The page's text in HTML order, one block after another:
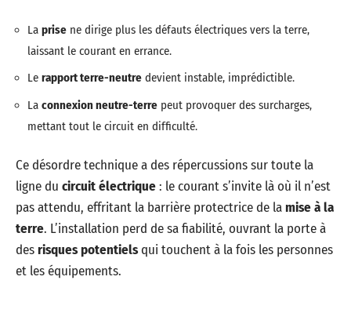
La prise ne dirige plus les défauts électriques vers la terre,
laissant le courant en errance.
Le rapport terre-neutre devient instable, imprédictible.
La connexion neutre-terre peut provoquer des surcharges,
mettant tout le circuit en difficulté.
Ce désordre technique a des répercussions sur toute la
ligne du circuit électrique: le courant s’invite là où il n’est
pas attendu, effritant la barrière protectrice de lamise à la
terre. L’installation perd de sa fiabilité, ouvrant la porte à
desrisques potentielsqui touchent à la fois les personnes
et les équipements.